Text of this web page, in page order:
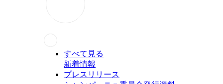
すべて見る
新着情報
プレスリリース